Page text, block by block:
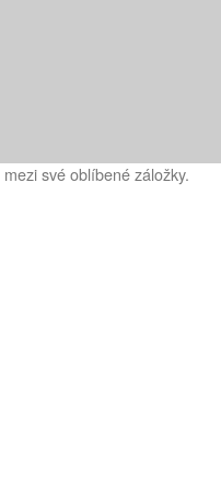
své oblíbené záložky.